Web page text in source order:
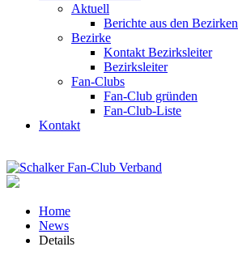
Aktuell
Berichte aus den Bezirken
Bezirke
Kontakt Bezirksleiter
Bezirksleiter
Fan-Clubs
Fan-Club gründen
Fan-Club-Liste
Kontakt
Home
News
Details